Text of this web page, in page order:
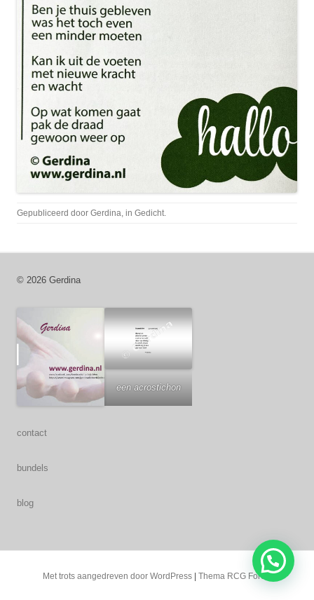
Gepubliceerd door Gerdina, in Gedicht.
© 2026 Gerdina
een acrostichon
contact
bundels
blog
Met trots aangedreven door WordPress| Thema RCG Forest